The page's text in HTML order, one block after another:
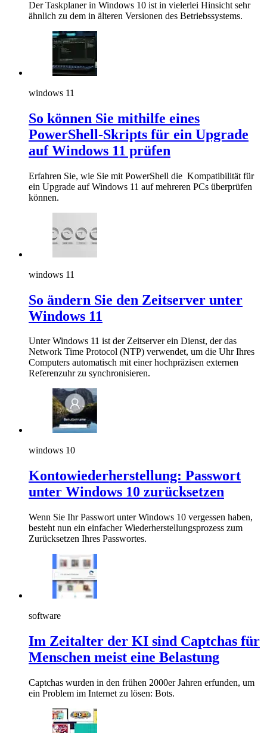
Der Taskplaner in Windows 10 ist in vielerlei Hinsicht sehr
ähnlich zu dem in älteren Versionen des Betriebssystems.
windows 11
So können Sie mithilfe eines
PowerShell-Skripts für ein Upgrade
auf Windows 11 prüfen
Erfahren Sie, wie Sie mit PowerShell die Kompatibilität für
ein Upgrade auf Windows 11 auf mehreren PCs überprüfen
können.
windows 11
So ändern Sie den Zeitserver unter
Windows 11
Unter Windows 11 ist der Zeitserver ein Dienst, der das
Network Time Protocol (NTP) verwendet, um die Uhr Ihres
Computers automatisch mit einer hochpräzisen externen
Referenzuhr zu synchronisieren.
windows 10
Kontowiederherstellung: Passwort
unter Windows 10 zurücksetzen
Wenn Sie Ihr Passwort unter Windows 10 vergessen haben,
besteht nun ein einfacher Wiederherstellungsprozess zum
Zurücksetzen Ihres Passwortes.
software
Im Zeitalter der KI sind Captchas für
Menschen meist eine Belastung
Captchas wurden in den frühen 2000er Jahren erfunden, um
ein Problem im Internet zu lösen: Bots.